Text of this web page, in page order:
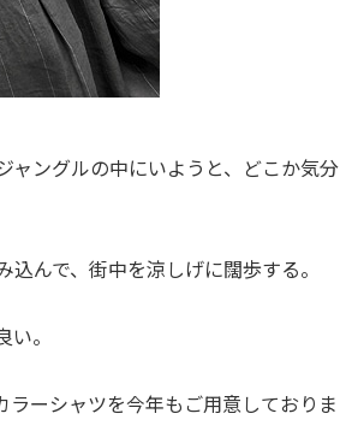
ャングルの中にいようと、どこか気分
んで、街中を涼しげに闊歩する。
。
ラーシャツを今年もご用意しておりま